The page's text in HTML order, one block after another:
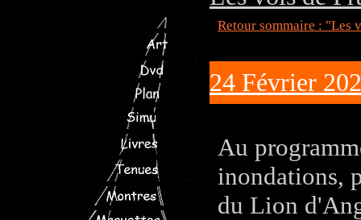
Retour sommaire : "Les
24 Février
Au
inondations,
du Lion